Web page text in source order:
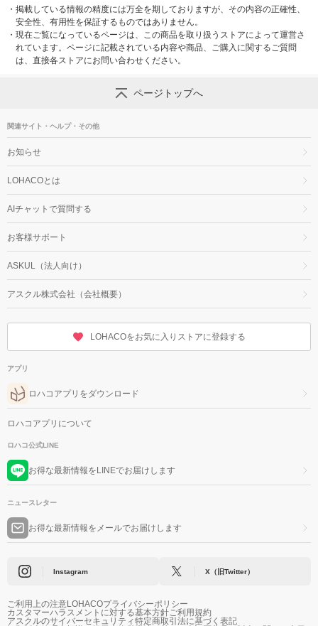
・ 掲載している情報の精度には万全を期しておりますが、その内容の正確性、
安全性、有用性を保証するものではありません。
・ 現在ご覧になっているページは、この商品を取り扱うストアによって運営さ
れています。ページに記載されている内容や商品、ご購入に関するご質問
は、直接各ストアにお問い合わせください。
ページトップへ
関連サイト・ヘルプ・その他
お知らせ
LOHACOとは
AIチャットで質問する
お客様サポート
ASKUL（法人向け）
アスクル株式会社（会社概要）
LOHACOをお気に入りストアに登録する
アプリ
ロハコアプリをダウンロード
ロハコアプリについて
ロハコ公式LINE
お得な最新情報をLINEでお届けします
ニュースレター
お得な最新情報をメールでお届けします
Instagram X（旧Twitter）
ご利用上の注意LOHACOプライバシーポリシー
カスタマーハラスメントに対する基本方針ご利用規約
アスクルのサイバーセキュリティ特定商取引法に基づく表記